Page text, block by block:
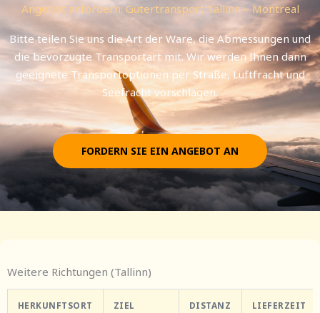
Angebot anfordern: Gütertransport Tallinn – Montreal
Bitte teilen Sie uns die Art der Ware, die Abmessungen und
die bevorzugte Transportart mit. Wir werden Ihnen dann
geeignete Transportoptionen per Straße, Luftfracht und
Seefracht vorschlagen.
FORDERN SIE EIN ANGEBOT AN
Weitere Richtungen (Tallinn)
HERKUNFTSORT ZIEL DISTANZ LIEFERZEIT